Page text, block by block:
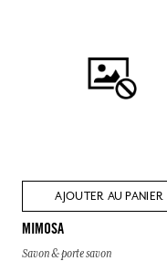
AJOUTER AU PANIER
MIMOSA
Savon & porte savon